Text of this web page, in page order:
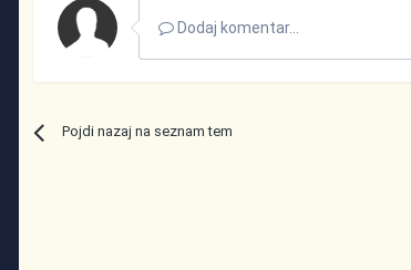
Dodaj komentar...
Pojdi nazaj na seznam tem